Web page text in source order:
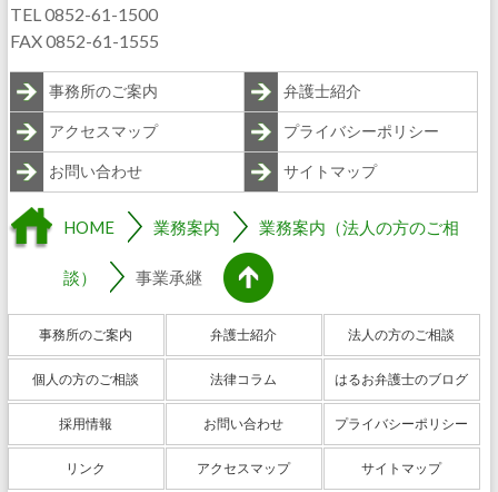
TEL 0852-61-1500
FAX 0852-61-1555
事務所のご案内 弁護士紹介
アクセスマップ プライバシーポリシー
お問い合わせ サイトマップ
HOME 業務案内 業務案内（法人の方のご相
談） 事業承継
事務所のご案内 弁護士紹介 法人の方のご相談
個人の方のご相談 法律コラム はるお弁護士のブログ
採用情報 お問い合わせ プライバシーポリシー
リンク アクセスマップ サイトマップ